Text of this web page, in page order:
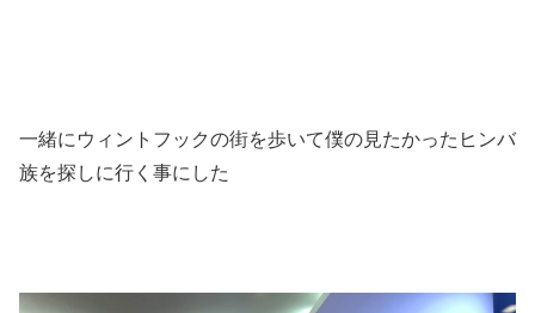
一緒にウィントフックの街を歩いて僕の見たかったヒンバ
族を探しに行く事にした